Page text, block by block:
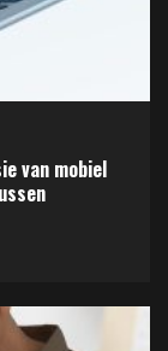
van mobiel